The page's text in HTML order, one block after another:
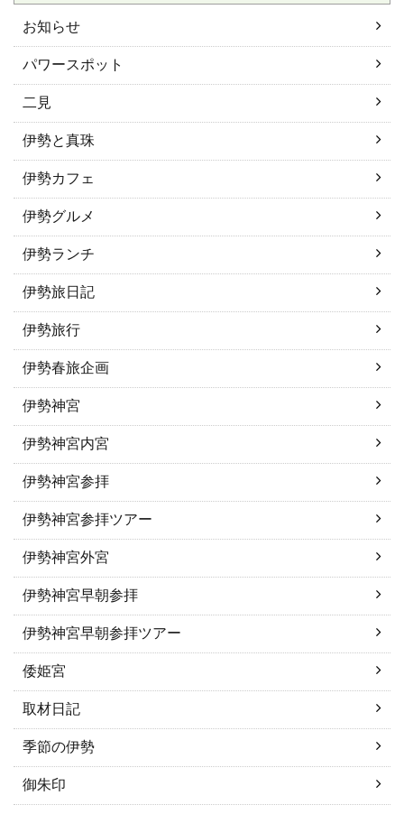
お知らせ
パワースポット
二見
伊勢と真珠
伊勢カフェ
伊勢グルメ
伊勢ランチ
伊勢旅日記
伊勢旅行
伊勢春旅企画
伊勢神宮
伊勢神宮内宮
伊勢神宮参拝
伊勢神宮参拝ツアー
伊勢神宮外宮
伊勢神宮早朝参拝
伊勢神宮早朝参拝ツアー
倭姫宮
取材日記
季節の伊勢
御朱印